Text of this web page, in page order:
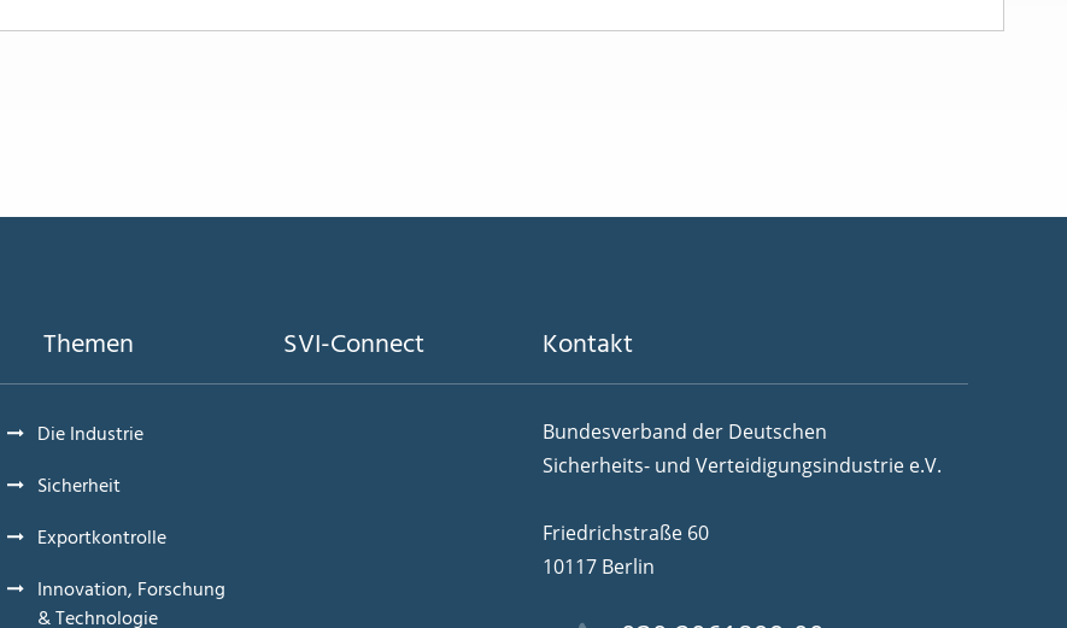
Themen
Die Industrie
Sicherheit
Exportkontrolle
Innovation, Forschung
& Technologie
SVI-Connect Kontakt
Bundesverband der Deutschen
Sicherheits- und Verteidigungsindustrie e.V.
Friedrichstraße 60
10117 Berlin